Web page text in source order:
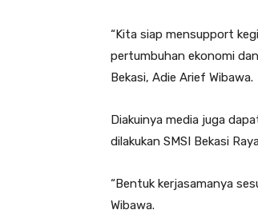
“Kita siap mensupport
pertumbuhan ekonomi
Bekasi, Adie Arief Wibawa.
Diakuinya media juga
dilakukan SMSI Bekasi
“Bentuk kerjasamanya
Wibawa.